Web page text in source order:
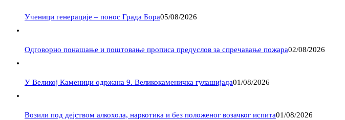
Ученици генерације – понос Града Бора05/08/2026
Одговорно понашање и поштовање прописа предуслов за спречавање пожара02/08/2026
У Великој Каменици одржана 9. Великокаменичка гулашијада01/08/2026
Возили под дејством алкохола, наркотика и без положеног возачког испита01/08/2026